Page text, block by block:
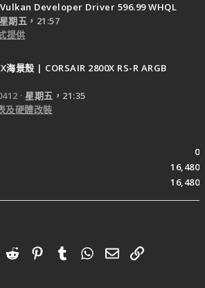
Developer Driver 596.99 WHQL
星期五，21:57
提供
海景殼 | CORSAIR 2800X RS-R ARGB
星期五，21:35
及硬體改裝
0
16,480
16,480
RedditPinterestTumblrWhatsApp
電子郵件
連結